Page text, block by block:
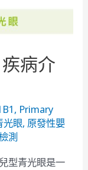
病介
, Primary
光眼, 原發性嬰
測
型青光眼是一